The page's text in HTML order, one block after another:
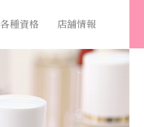
各種資格 店舗情報